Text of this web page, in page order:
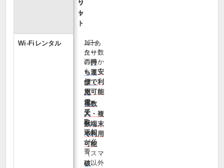
ッ
ト
リ
ッ
ト
Wi‑Fiレンタル
1日あ
たり数
百円か
らと安
価で利
用可能
複数
人・複
数端末
で利用
可能
（スマ
ホ以外
ルー
ター
の持
ち運
び・
充
電・
受
取・
返却
が必
要
破